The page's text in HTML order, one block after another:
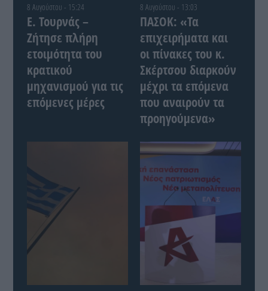
8 Αυγούστου - 15:24
Ε. Τουρνάς –
Ζήτησε πλήρη
ετοιμότητα του
κρατικού
μηχανισμού για τις
επόμενες μέρες
8 Αυγούστου - 13:03
ΠΑΣΟΚ: «Τα
επιχειρήματα και
οι πίνακες του κ.
Σκέρτσου διαρκούν
μέχρι τα επόμενα
που αναιρούν τα
προηγούμενα»